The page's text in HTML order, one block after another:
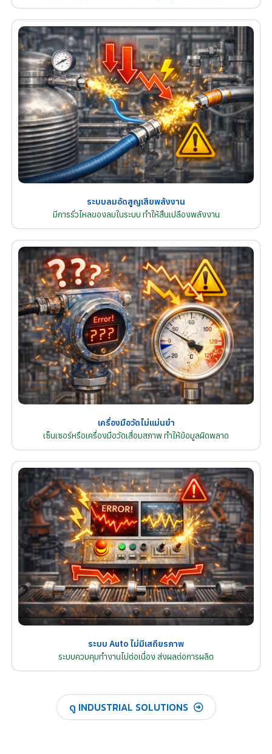
ระบบลมอัดสูญเสียพลังงาน
มีการรั่วไหลของลมในระบบ ทำให้สิ้นเปลืองพลังงาน
เครื่องมือวัดไม่แม่นยำ
เซ็นเซอร์หรือเครื่องมือวัดเสื่อมสภาพ ทำให้ข้อมูลผิดพลาด
ระบบ Auto ไม่มีเสถียรภาพ
ระบบควบคุมทำงานไม่ต่อเนื่อง ส่งผลต่อการผลิต
ดู INDUSTRIAL SOLUTIONS